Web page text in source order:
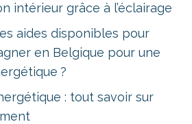
intérieur grâce à l’éclairage
aides disponibles pour
en Belgique pour une
?
: tout savoir sur